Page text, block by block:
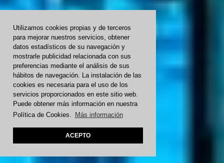
Utilizamos cookies propias y de terceros
para mejorar nuestros servicios, obtener
datos estadísticos de su navegación y
mostrarle publicidad relacionada con sus
preferencias mediante el análisis de sus
hábitos de navegación. La instalación de las
cookies es necesaria para el uso de los
servicios proporcionados en este sitio web.
Puede obtener más información en nuestra
Política de Cookies.
Más información
ACEPTO